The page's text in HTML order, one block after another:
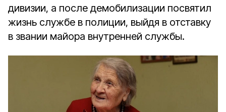
дивизии, а после демобилизации посвятил
жизнь службе в полиции, выйдя в отставку
в звании майора внутренней службы.